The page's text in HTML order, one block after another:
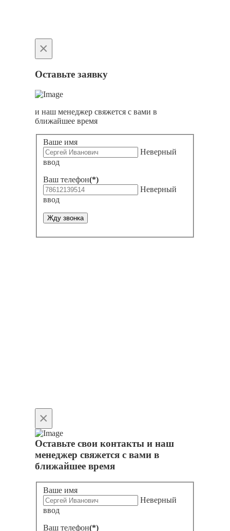
×
Оставьте заявку
и наш менеджер свяжется с вами в
ближайшее время
Ваше имя
Неверный
ввод
Ваш телефон(*)
Неверный
ввод
Жду звонка
×
Оставьте свои контакты и наш
менеджер свяжется с вами в
ближайшее время
Ваше имя
Неверный
ввод
Ваш телефон(*)